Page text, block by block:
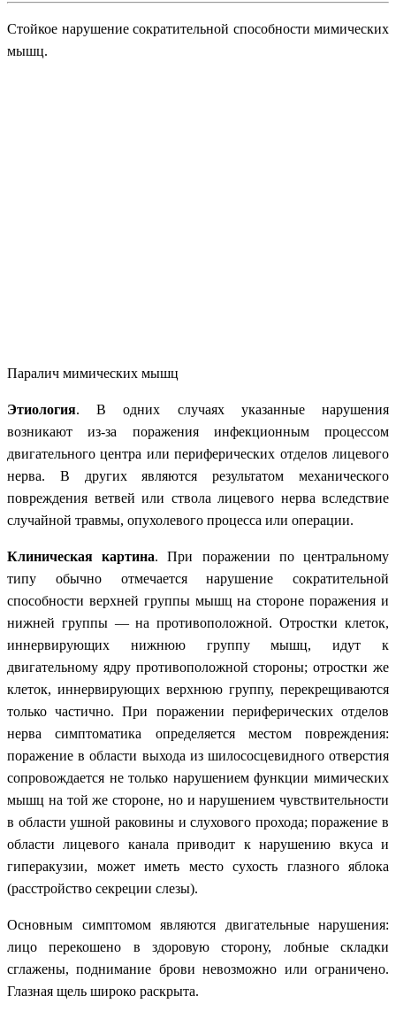
Стойкое нарушение сократительной способности мимических
мышц.
Паралич мимических мышц
Этиология. В одних случаях указанные нарушения
возникают из-за поражения инфекционным процессом
двигательного центра или периферических отделов лицевого
нерва. В других являются результатом механического
повреждения ветвей или ствола лицевого нерва вследствие
случайной травмы, опухолевого процесса или операции.
Клиническая картина. При поражении по центральному
типу обычно отмечается нарушение сократительной
способности верхней группы мышц на стороне поражения и
нижней группы — на противоположной. Отростки клеток,
иннервирующих нижнюю группу мышц, идут к
двигательному ядру противоположной стороны; отростки же
клеток, иннервирующих верхнюю группу, перекрещиваются
только частично. При поражении периферических отделов
нерва симптоматика определяется местом повреждения:
поражение в области выхода из шилососцевидного отверстия
сопровождается не только нарушением функции мимических
мышц на той же стороне, но и нарушением чувствительности
в области ушной раковины и слухового прохода; поражение в
области лицевого канала приводит к нарушению вкуса и
гиперакузии, может иметь место сухость глазного яблока
(расстройство секреции слезы).
Основным симптомом являются двигательные нарушения:
лицо перекошено в здоровую сторону, лобные складки
сглажены, поднимание брови невозможно или ограничено.
Глазная щель широко раскрыта.